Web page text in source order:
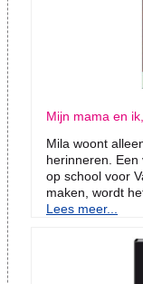
Mijn mama en
Mila woont
herinneren.
op school voor
maken, wordt
Lees meer...